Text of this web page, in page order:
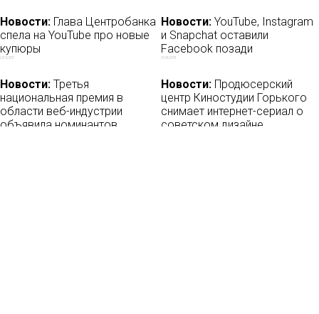
Новости: Глава Центробанка
спела на YouTube про новые
купюры
24/12/2017
Новости: YouTube, Instagram
и Snapchat оставили
Facebook позади
01/06/2018
Новости: Третья
национальная премия в
области веб-индустрии
объявила номинантов
Новости: Продюсерский
центр Киностудии Горького
снимает интернет-сериал о
советском дизайне